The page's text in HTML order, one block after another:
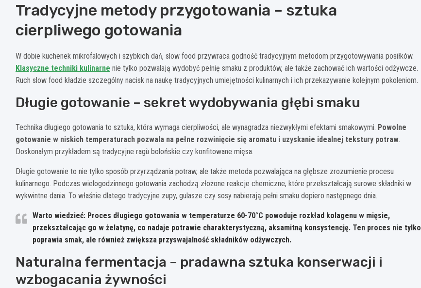
Tradycyjne metody przygotowania – sztuka
cierpliwego gotowania
W dobie kuchenek mikrofalowych i szybkich dań, slow food przywraca godność tradycyjnym metodom przygotowywania posiłków.
Klasyczne techniki kulinarne nie tylko pozwalają wydobyć pełnię smaku z produktów, ale także zachować ich wartości odżywcze.
Ruch slow food kładzie szczególny nacisk na naukę tradycyjnych umiejętności kulinarnych i ich przekazywanie kolejnym pokoleniom.
Długie gotowanie – sekret wydobywania głębi smaku
Technika długiego gotowania to sztuka, która wymaga cierpliwości, ale wynagradza niezwykłymi efektami smakowymi. Powolne
gotowanie w niskich temperaturach pozwala na pełne rozwinięcie się aromatu i uzyskanie idealnej tekstury potraw.
Doskonałym przykładem są tradycyjne ragù bolońskie czy konfitowane mięsa.
Długie gotowanie to nie tylko sposób przyrządzania potraw, ale także metoda pozwalająca na głębsze zrozumienie procesu
kulinarnego. Podczas wielogodzinnego gotowania zachodzą złożone reakcje chemiczne, które przekształcają surowe składniki w
wykwintne dania. To właśnie dlatego tradycyjne zupy, gulasze czy sosy nabierają pełni smaku dopiero następnego dnia.
Warto wiedzieć: Proces długiego gotowania w temperaturze 60-70°C powoduje rozkład kolagenu w mięsie,
przekształcając go w żelatynę, co nadaje potrawie charakterystyczną, aksamitną konsystencję. Ten proces nie tylko
poprawia smak, ale również zwiększa przyswajalność składników odżywczych.
Naturalna fermentacja – pradawna sztuka konserwacji i
wzbogacania żywności